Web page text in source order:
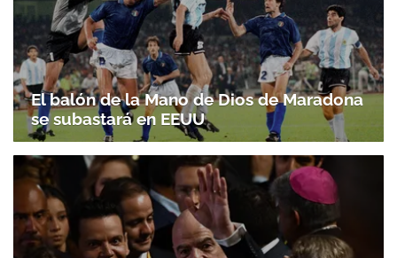
El balón de la Mano de Dios de Maradona
se subastará en EEUU